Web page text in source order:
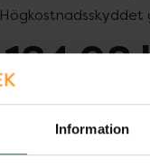
Information
Högkostnadsskyddet
184,98